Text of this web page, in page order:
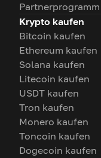
Partnerprogramm
Krypto kaufen
Bitcoin kaufen
Ethereum kaufen
Solana kaufen
Litecoin kaufen
USDT kaufen
Tron kaufen
Monero kaufen
Toncoin kaufen
Dogecoin kaufen